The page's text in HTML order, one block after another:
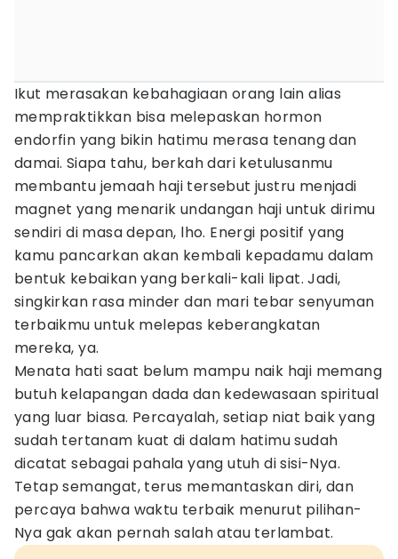
Ikut merasakan kebahagiaan orang lain alias
mempraktikkan bisa melepaskan hormon
endorfin yang bikin hatimu merasa tenang dan
damai. Siapa tahu, berkah dari ketulusanmu
membantu jemaah haji tersebut justru menjadi
magnet yang menarik undangan haji untuk dirimu
sendiri di masa depan, lho. Energi positif yang
kamu pancarkan akan kembali kepadamu dalam
bentuk kebaikan yang berkali-kali lipat. Jadi,
singkirkan rasa minder dan mari tebar senyuman
terbaikmu untuk melepas keberangkatan
mereka, ya.
Menata hati saat belum mampu naik haji memang
butuh kelapangan dada dan kedewasaan spiritual
yang luar biasa. Percayalah, setiap niat baik yang
sudah tertanam kuat di dalam hatimu sudah
dicatat sebagai pahala yang utuh di sisi-Nya.
Tetap semangat, terus memantaskan diri, dan
percaya bahwa waktu terbaik menurut pilihan-
Nya gak akan pernah salah atau terlambat.